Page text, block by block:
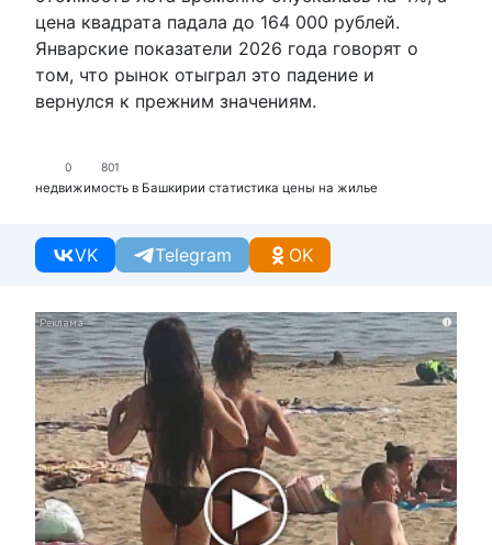
цена квадрата падала до 164 000 рублей.
Январские показатели 2026 года говорят о
том, что рынок отыграл это падение и
вернулся к прежним значениям.
0 801
недвижимость в Башкирии статистика цены на жилье
VK Telegram OK
i